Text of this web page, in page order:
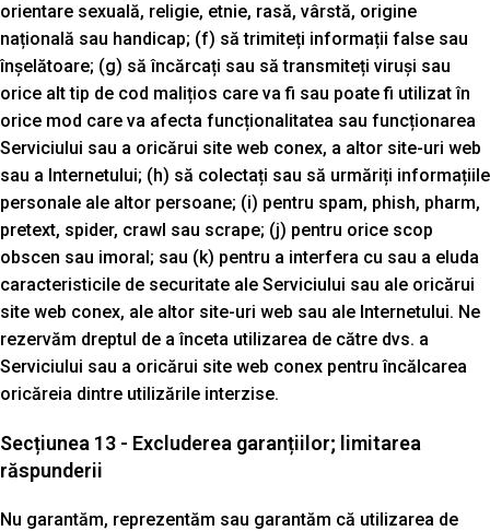
orientare sexuală, religie, etnie, rasă, vârstă, origine
națională sau handicap; (f) să trimiteți informații false sau
înșelătoare; (g) să încărcați sau să transmiteți viruși sau
orice alt tip de cod malițios care va fi sau poate fi utilizat în
orice mod care va afecta funcționalitatea sau funcționarea
Serviciului sau a oricărui site web conex, a altor site-uri web
sau a Internetului; (h) să colectați sau să urmăriți informațiile
personale ale altor persoane; (i) pentru spam, phish, pharm,
pretext, spider, crawl sau scrape; (j) pentru orice scop
obscen sau imoral; sau (k) pentru a interfera cu sau a eluda
caracteristicile de securitate ale Serviciului sau ale oricărui
site web conex, ale altor site-uri web sau ale Internetului. Ne
rezervăm dreptul de a înceta utilizarea de către dvs. a
Serviciului sau a oricărui site web conex pentru încălcarea
oricăreia dintre utilizările interzise.
Secțiunea 13 - Excluderea garanțiilor; limitarea
răspunderii
Nu garantăm, reprezentăm sau garantăm că utilizarea de